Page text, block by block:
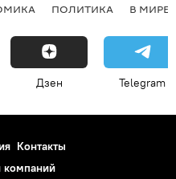
ПОЛИТИКА В МИРЕ
Дзен Telegram
Контакты
компаний